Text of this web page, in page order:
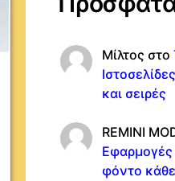
Μίλτος στο
και σειρές
REMINI
Εφαρμογές
φόντο